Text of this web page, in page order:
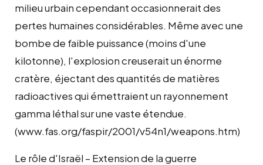
milieu urbain cependant occasionnerait des
pertes humaines considérables. Même avec une
bombe de faible puissance (moins d'une
kilotonne), l'explosion creuserait un énorme
cratère, éjectant des quantités de matières
radioactives qui émettraient un rayonnement
gamma léthal sur une vaste étendue.
(www.fas.org/faspir/2001/v54n1/weapons.htm)
Le rôle d'Israël – Extension de la guerre